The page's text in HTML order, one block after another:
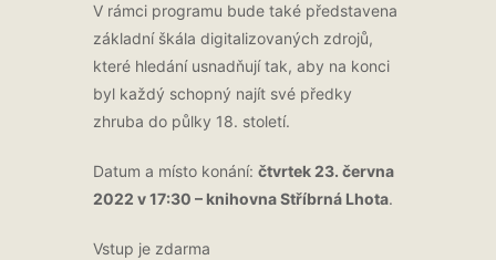
V rámci programu bude také představena
základní škála digitalizovaných zdrojů,
které hledání usnadňují tak, aby na konci
byl každý schopný najít své předky
zhruba do půlky 18. století.
Datum a místo konání: čtvrtek 23. června
2022 v 17:30 – knihovna Stříbrná Lhota.
Vstup je zdarma